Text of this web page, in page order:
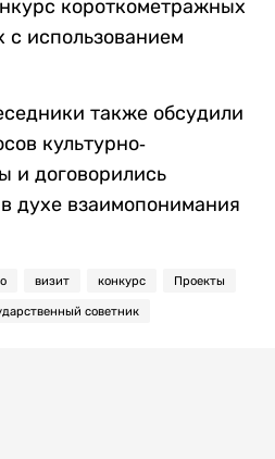
короткометражных
с использованием
также обсудили
культурно-
и договорились
духе взаимопонимания
визит конкурс Проекты
советник